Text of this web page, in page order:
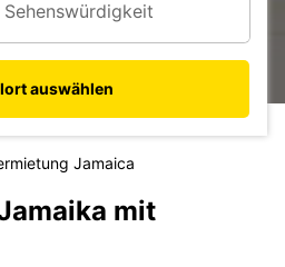
auswählen
Jamaica
mit